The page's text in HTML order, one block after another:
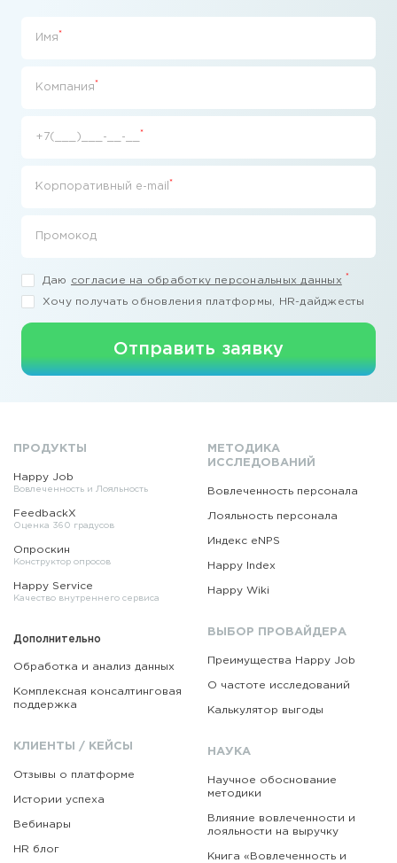
Имя *
Компания *
+7(___)___-__-__ *
Корпоративный e-mail *
Промокод
Даю согласие на обработку персональных данных *
Хочу получать обновления платформы, HR-дайджесты
Отправить заявку
ПРОДУКТЫ
Happy Job
Вовлеченность и Лояльность
FeedbackX
Оценка 360 градусов
Опроскин
Конструктор опросов
Happy Service
Качество внутреннего сервиса
Дополнительно
Обработка и анализ данных
Комплексная консалтинговая
поддержка
КЛИЕНТЫ / КЕЙСЫ
Отзывы о платформе
Истории успеха
Вебинары
HR блог
МЕТОДИКА
ИССЛЕДОВАНИЙ
Вовлеченность персонала
Лояльность персонала
Индекс eNPS
Happy Index
Happy Wiki
ВЫБОР ПРОВАЙДЕРА
Преимущества Happy Job
О частоте исследований
Калькулятор выгоды
НАУКА
Научное обоснование
методики
Влияние вовлеченности и
лояльности на выручку
Книга «Вовлеченность и